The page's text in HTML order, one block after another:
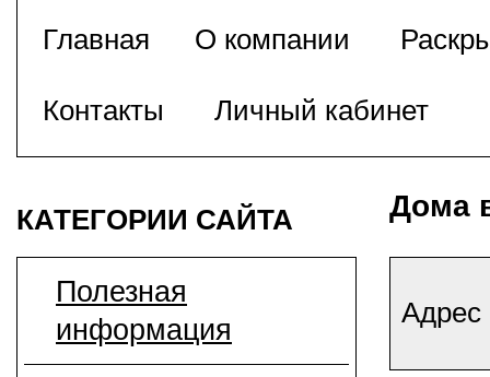
Главная О компании
Контакты Личный кабинет
КАТЕГОРИИ САЙТА
Полезная
информация
Дома
Адрес